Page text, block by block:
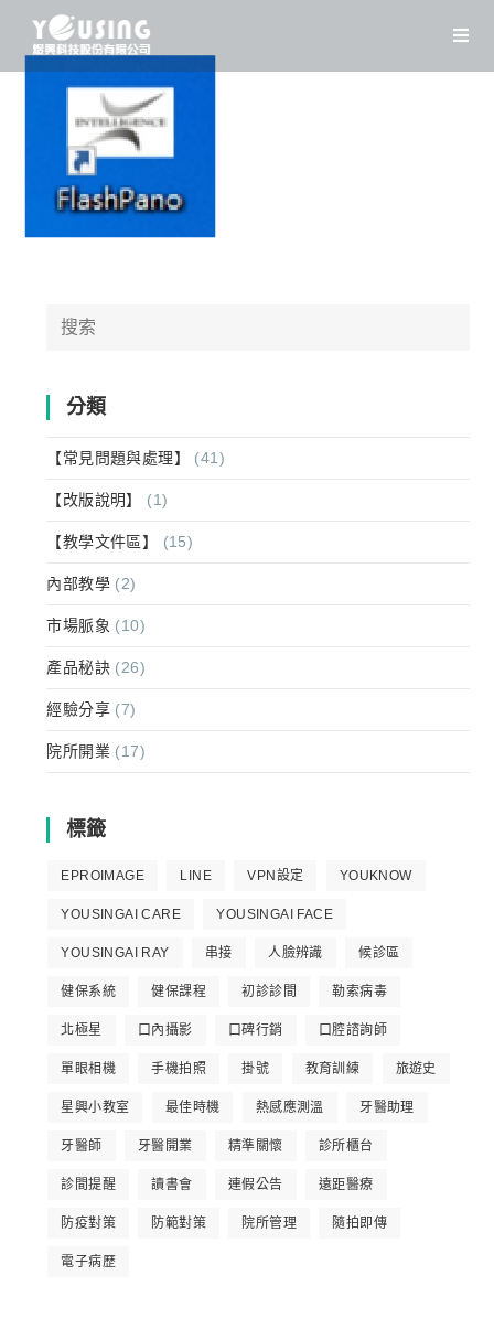
Search
分類
【常見問題與處理】 (41)
【改版說明】 (1)
【教學文件區】 (15)
內部教學 (2)
市場脈象 (10)
產品秘訣 (26)
經驗分享 (7)
院所開業 (17)
標籤
EPROIMAGE LINE VPN設定 YOUKNOW
YOUSINGAI CARE YOUSINGAI FACE
YOUSINGAI RAY 串接 人臉辨識 候診區
健保系統 健保課程 初診診間 勒索病毒
北極星 口內攝影 口碑行銷 口腔諮詢師
單眼相機 手機拍照 掛號 教育訓練 旅遊史
星興小教室 最佳時機 熱感應測溫 牙醫助理
牙醫師 牙醫開業 精準關懷 診所櫃台
診間提醒 讀書會 連假公告 遠距醫療
防疫對策 防範對策 院所管理 隨拍即傳
電子病歷